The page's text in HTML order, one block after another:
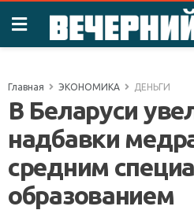
Главная ЭКОНОМИКА ДЕНЬГИ
В Беларуси
надбавки
средним
образованием